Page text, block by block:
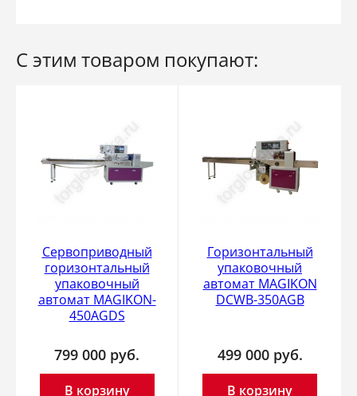
С этим товаром покупают:
Сервоприводный
горизонтальный
упаковочный
автомат MAGIKON-
450AGDS
799 000 руб.
В корзину
Горизонтальный
упаковочный
автомат MAGIKON
DCWB-350AGB
499 000 руб.
В корзину